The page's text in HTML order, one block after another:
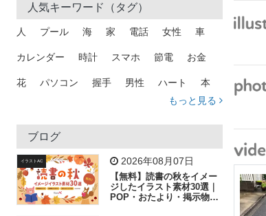
人気キーワード（タグ）
人 プール 海 家 電話 女性 車
カレンダー 時計 スマホ 節電 お金
花 パソコン 握手 男性 ハート 本
トラック 木
吹き出し
飛行機 グラフ ビル 魚 家族 書類
歩く 工場 会社 太陽 キラキラ
もっと見る
ブログ
イラストAC 2026年08月07日
【無料】読書の秋をイメー
ジしたイラスト素材30選｜
POP・おたより・掲示物に